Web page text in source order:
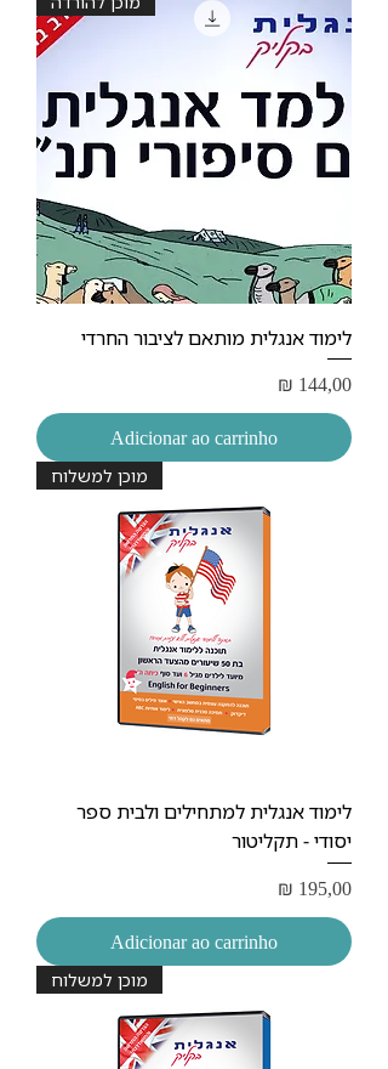
לימוד אנגלית מותאם לציבור החרדי
Preço
₪ 144,00
Adicionar ao carrinho
מוכן למשלוח
לימוד אנגלית למתחילים ולבית ספר
יסודי - תקליטור
Preço
₪ 195,00
Adicionar ao carrinho
מוכן למשלוח